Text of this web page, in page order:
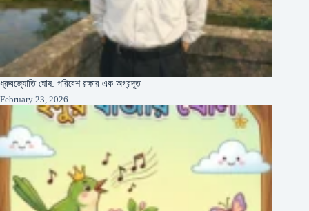
ধ্রুবজ্যোতি ঘোষ: পরিবেশ রক্ষার এক অগ্রদূত
February 23, 2026